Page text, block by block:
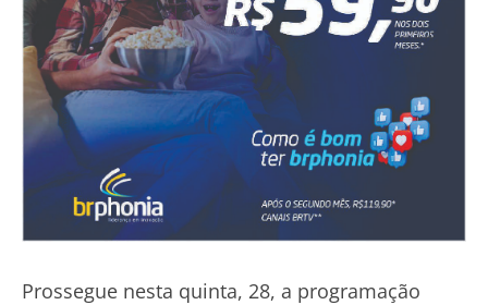
Prossegue nesta quinta, 28, a programação